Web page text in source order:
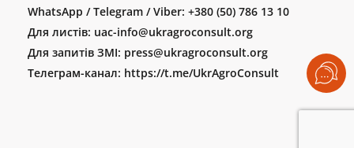
WhatsApp / Telegram / Viber: +380 (50) 786 13 10
Для листів: uac-info@ukragroconsult.org
Для запитів ЗМІ: press@ukragroconsult.org
Телеграм-канал: https://t.me/UkrAgroConsult